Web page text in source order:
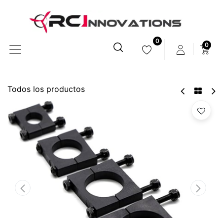
0
0
Todos los productos